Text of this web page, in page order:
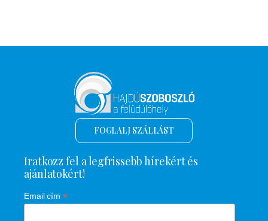
FOGLALJ SZÁLLÁST
Iratkozz fel a legfrissebb hírekért és
ajánlatokért!
Email cím *